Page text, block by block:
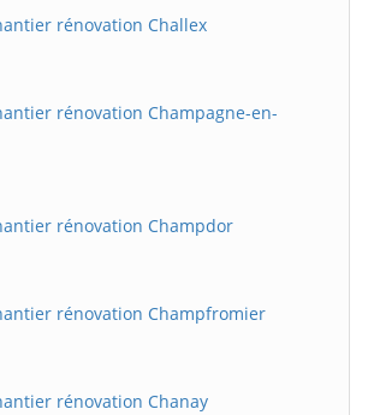
rénovation Challex
rénovation Champagne-en-
rénovation Champdor
rénovation Champfromier
rénovation Chanay